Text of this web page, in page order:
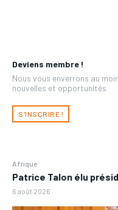
Deviens membre !
Nous vous enverrons au
nouvelles et opportunités
S'INSCRIRE !
Afrique
Patrice Talon élu
6 août 2026